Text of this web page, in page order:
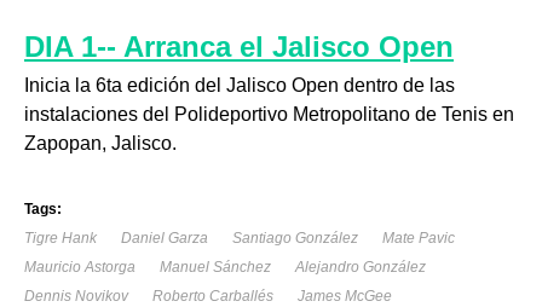
DIA 1-- Arranca el Jalisco Open
Inicia la 6ta edición del Jalisco Open dentro de las
instalaciones del Polideportivo Metropolitano de Tenis en
Zapopan, Jalisco.
Tags:
Tigre Hank
Daniel Garza Santiago González
Mate Pavic
Mauricio Astorga
Manuel Sánchez
Alejandro González
Dennis Novikov
Roberto Carballés
James McGee